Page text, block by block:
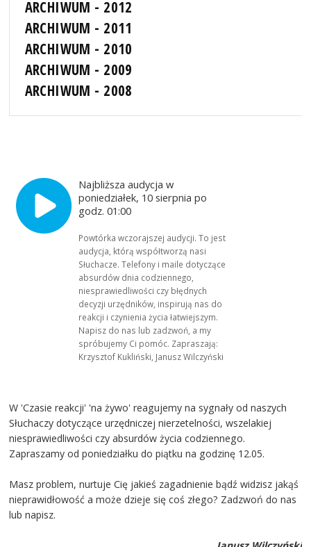
ARCHIWUM - 2012
ARCHIWUM - 2011
ARCHIWUM - 2010
ARCHIWUM - 2009
ARCHIWUM - 2008
Najbliższa audycja w
poniedziałek, 10 sierpnia po
godz. 01:00
Powtórka wczorajszej audycji. To jest
audycja, którą współtworzą nasi
Słuchacze. Telefony i maile dotyczące
absurdów dnia codziennego,
niesprawiedliwości czy błędnych
decyzji urzędników, inspirują nas do
reakcji i czynienia życia łatwiejszym.
Napisz do nas lub zadzwoń, a my
spróbujemy Ci pomóc. Zapraszają:
Krzysztof Kukliński, Janusz Wilczyński
W 'Czasie reakcji' 'na żywo' reagujemy na sygnały od naszych
Słuchaczy dotyczące urzędniczej nierzetelności, wszelakiej
niesprawiedliwości czy absurdów życia codziennego.
Zapraszamy od poniedziałku do piątku na godzinę 12.05.
Masz problem, nurtuje Cię jakieś zagadnienie bądź widzisz jakąś
nieprawidłowość a może dzieje się coś złego? Zadzwoń do nas
lub napisz.